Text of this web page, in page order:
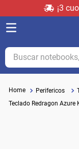
¡3
Buscar notebooks,
Perifericos
Teclado Redragon Azure